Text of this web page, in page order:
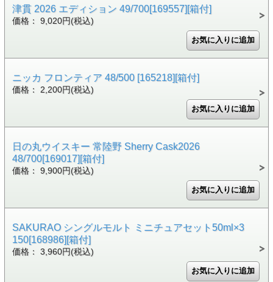
津貫 2026 エディション 49/700[169557][箱付]
価格： 9,020円(税込)
ニッカ フロンティア 48/500 [165218][箱付]
価格： 2,200円(税込)
日の丸ウイスキー 常陸野 Sherry Cask2026
48/700[169017][箱付]
価格： 9,900円(税込)
SAKURAO シングルモルト ミニチュアセット50ml×3
150[168986][箱付]
価格： 3,960円(税込)